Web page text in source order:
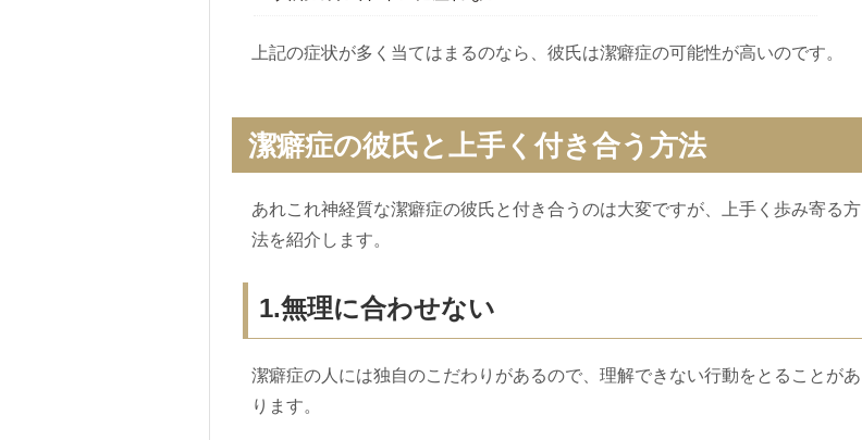
上記の症状が多く当てはまるのなら、彼氏は潔癖症の可能性が高いのです。
潔癖症の彼氏と上手く付き合う方法
あれこれ神経質な潔癖症の彼氏と付き合うのは大変ですが、上手く歩み寄る方
法を紹介します。
1.無理に合わせない
潔癖症の人には独自のこだわりがあるので、理解できない行動をとることがあ
ります。